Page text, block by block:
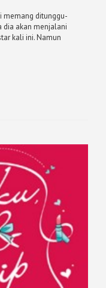
memang ditunggu-
dia akan menjalani
kali ini. Namun